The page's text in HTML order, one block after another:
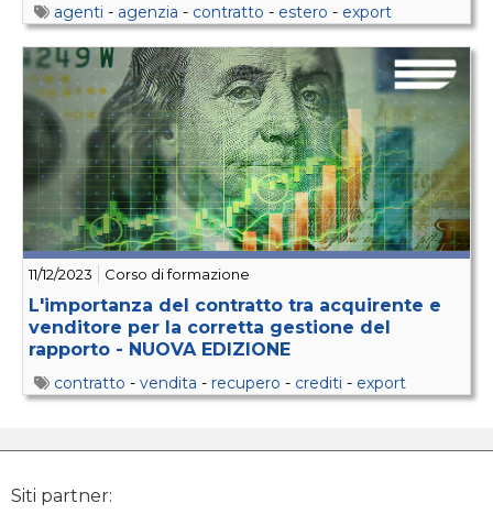
agenti - agenzia - contratto - estero - export
11/12/2023 Corso di formazione
L'importanza del contratto tra acquirente e
venditore per la corretta gestione del
rapporto - NUOVA EDIZIONE
contratto - vendita - recupero - crediti - export
Siti partner: